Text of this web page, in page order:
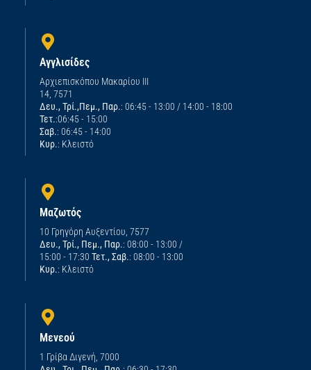
Αγγλισίδες
Αρχιεπισκόπου Μακαρίου ΙΙΙ
14, 7571
Δευ., Τρί.,Πεμ., Παρ.: 06:45 - 13:00 / 14:00 - 18:00
Τετ.:06:45 - 15:00
Σαβ.: 06:45 - 14:00
Κυρ.: Κλειστό
Μαζωτός
10 Γρηγόρη Αυξεντίου, 7577
Δευ., Τρί., Πεμ., Παρ.: 08:00 - 13:00 /
15:00 - 17:30 Τετ., Σαβ.: 08:00 - 13:00
Κυρ.: Κλειστό
Μενεού
1 Γρίβα Διγενή, 7000